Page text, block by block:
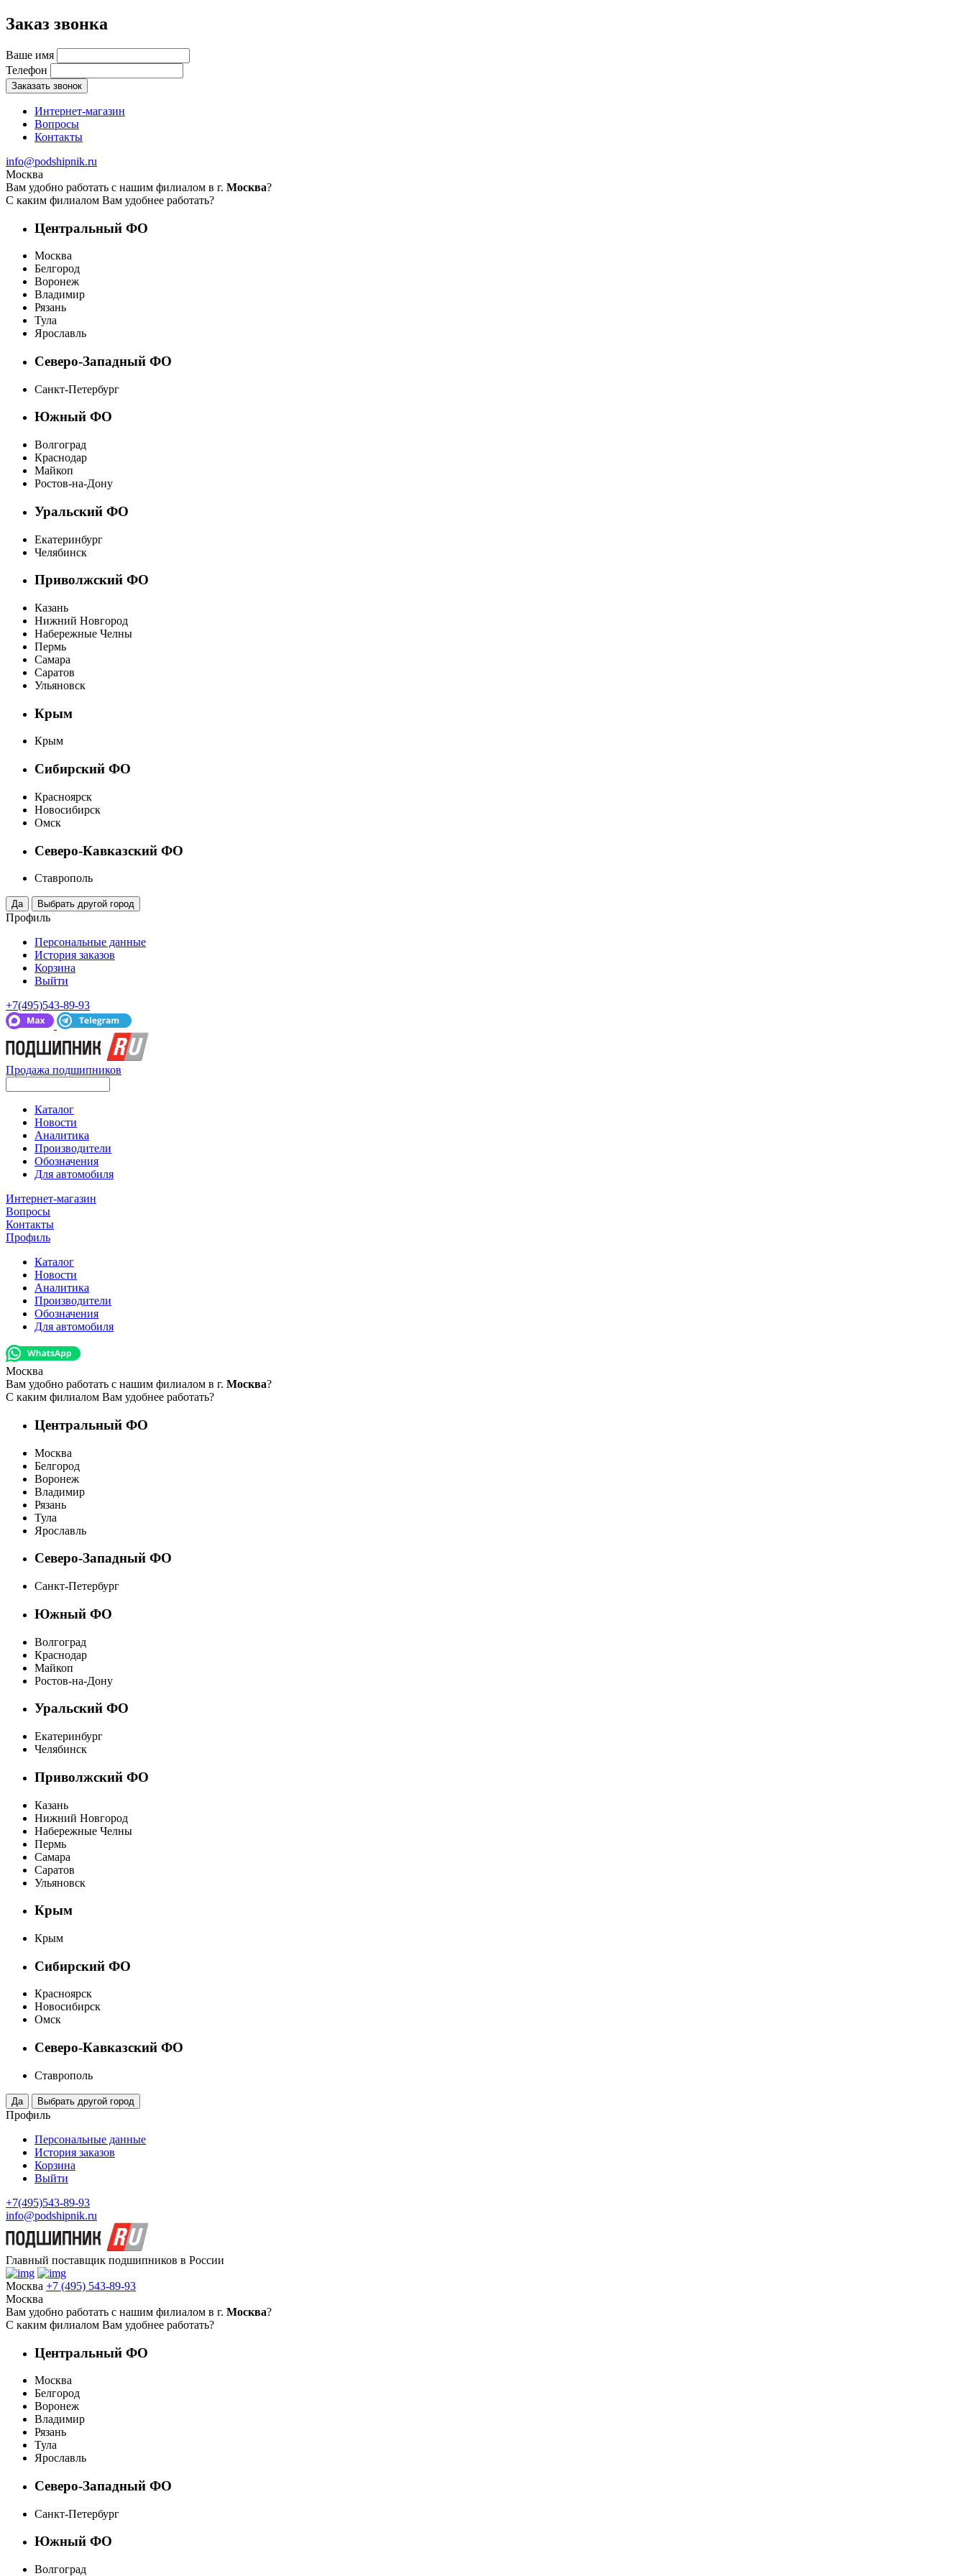
Заказ звонка
Ваше имя
Телефон
Заказать звонок
Интернет-магазин
Вопросы
Контакты
info@podshipnik.ru
Москва
Вам удобно работать с нашим филиалом в г. Москва?
С каким филиалом Вам удобнее работать?
Центральный ФО
Москва
Белгород
Воронеж
Владимир
Рязань
Тула
Ярославль
Северо-Западный ФО
Санкт-Петербург
Южный ФО
Волгоград
Краснодар
Майкоп
Ростов-на-Дону
Уральский ФО
Екатеринбург
Челябинск
Приволжский ФО
Казань
Нижний Новгород
Набережные Челны
Пермь
Самара
Саратов
Ульяновск
Крым
Крым
Сибирский ФО
Красноярск
Новосибирск
Омск
Северо-Кавказский ФО
Ставрополь
Профиль
Персональные данные
История заказов
Корзина
Выйти
+7(495)543-89-93
Продажа подшипников
Каталог
Новости
Аналитика
Производители
Обозначения
Для автомобиля
Интернет-магазин
Вопросы
Контакты
Профиль
Каталог
Новости
Аналитика
Производители
Обозначения
Для автомобиля
Москва
Вам удобно работать с нашим филиалом в г. Москва?
С каким филиалом Вам удобнее работать?
Центральный ФО
Москва
Белгород
Воронеж
Владимир
Рязань
Тула
Ярославль
Северо-Западный ФО
Санкт-Петербург
Южный ФО
Волгоград
Краснодар
Майкоп
Ростов-на-Дону
Уральский ФО
Екатеринбург
Челябинск
Приволжский ФО
Казань
Нижний Новгород
Набережные Челны
Пермь
Самара
Саратов
Ульяновск
Крым
Крым
Сибирский ФО
Красноярск
Новосибирск
Омск
Северо-Кавказский ФО
Ставрополь
Профиль
Персональные данные
История заказов
Корзина
Выйти
+7(495)543-89-93
info@podshipnik.ru
Главный поставщик подшипников в России
Москва +7 (495) 543-89-93
Москва
Вам удобно работать с нашим филиалом в г. Москва?
С каким филиалом Вам удобнее работать?
Центральный ФО
Москва
Белгород
Воронеж
Владимир
Рязань
Тула
Ярославль
Северо-Западный ФО
Санкт-Петербург
Южный ФО
Волгоград